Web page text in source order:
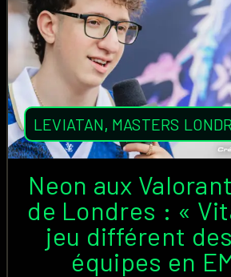
LEVIATAN, MASTERS
Neon aux
de Londres : «
jeu différent
équipes en